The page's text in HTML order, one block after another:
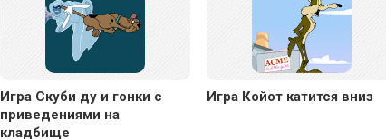
Игра Скуби ду и гонки с
приведениями на
кладбище
Игра Койот катится вниз